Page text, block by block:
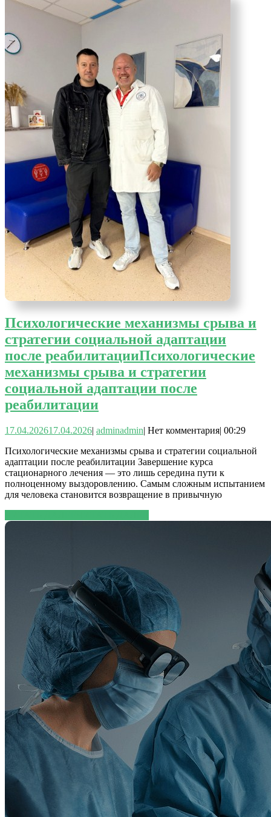
Психологические механизмы срыва и
стратегии социальной адаптации
после реабилитацииПсихологические
механизмы срыва и стратегии
социальной адаптации после
реабилитации
17.04.202617.04.2026| adminadmin| Нет комментария| 00:29
Психологические механизмы срыва и стратегии социальной
адаптации после реабилитации Завершение курса
стационарного лечения — это лишь середина пути к
полноценному выздоровлению. Самым сложным испытанием
для человека становится возвращение в привычную